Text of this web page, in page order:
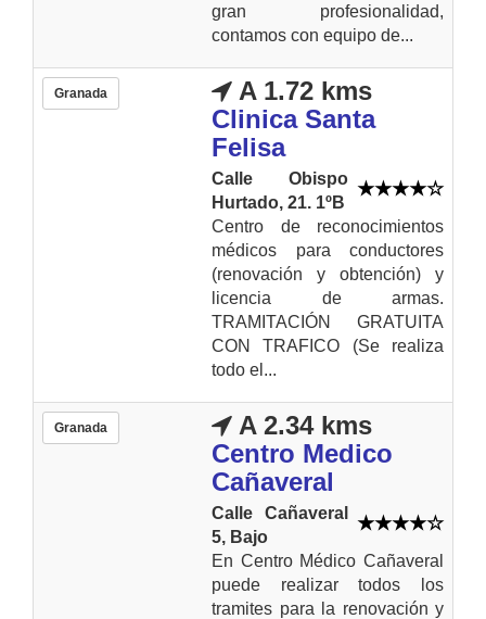
gran profesionalidad,
contamos con equipo de...
Granada
A 1.72 kms
Clinica Santa
Felisa
Calle Obispo
Hurtado, 21. 1ºB
Centro de reconocimientos
médicos para conductores
(renovación y obtención) y
licencia de armas.
TRAMITACIÓN GRATUITA
CON TRAFICO (Se realiza
todo el...
Granada
A 2.34 kms
Centro Medico
Cañaveral
Calle Cañaveral
5, Bajo
En Centro Médico Cañaveral
puede realizar todos los
tramites para la renovación y